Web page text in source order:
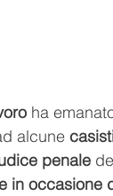
ha
alcune
penale
in occasione